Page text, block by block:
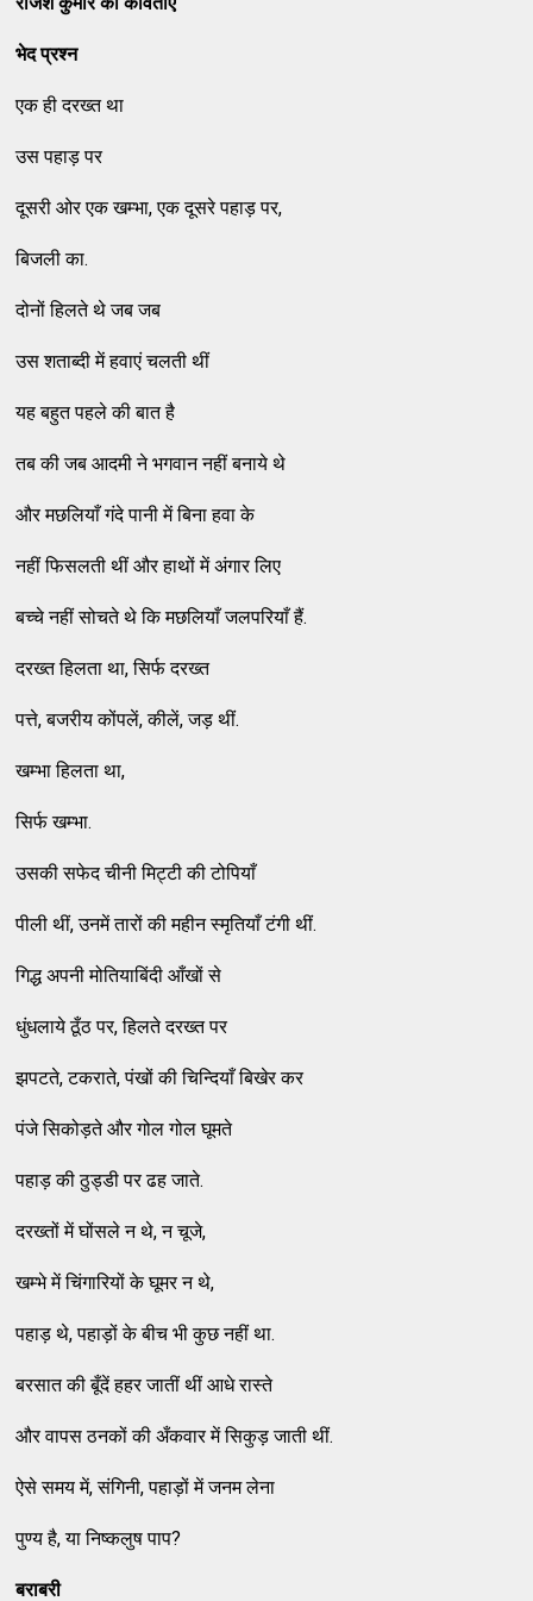
भेद प्रश्न
एक ही दरख्त था
उस पहाड़ पर
दूसरी ओर एक खम्भा, एक दूसरे पहाड़ पर,
बिजली का.
दोनों हिलते थे जब जब
उस शताब्दी में हवाएं चलती थीं
यह बहुत पहले की बात है
तब की जब आदमी ने भगवान नहीं बनाये थे
और मछलियाँ गंदे पानी में बिना हवा के
नहीं फिसलती थीं और हाथों में अंगार लिए
बच्चे नहीं सोचते थे कि मछलियाँ जलपरियाँ हैं.
दरख्त हिलता था, सिर्फ दरख्त
पत्ते, बजरीय कोंपलें, कीलें, जड़ थीं.
खम्भा हिलता था,
सिर्फ खम्भा.
उसकी सफेद चीनी मिट्टी की टोपियाँ
पीली थीं, उनमें तारों की महीन स्मृतियाँ टंगी थीं.
गिद्ध अपनी मोतियाबिंदी आँखों से
धुंधलाये ठूँठ पर, हिलते दरख्त पर
झपटते, टकराते, पंखों की चिन्दियाँ बिखेर कर
पंजे सिकोड़ते और गोल गोल घूमते
पहाड़ की ठुड्डी पर ढह जाते.
दरख्तों में घोंसले न थे, न चूजे,
खम्भे में चिंगारियों के घूमर न थे,
पहाड़ थे, पहाड़ों के बीच भी कुछ नहीं था.
बरसात की बूँदें हहर जातीं थीं आधे रास्ते
और वापस ठनकों की अँकवार में सिकुड़ जाती थीं.
ऐसे समय में, संगिनी, पहाड़ों में जनम लेना
पुण्य है, या निष्कलुष पाप?
बराबरी